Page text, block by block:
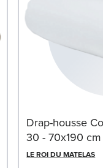
Drap-housse
30 - 70x190 cm
LE ROI DU MATELAS